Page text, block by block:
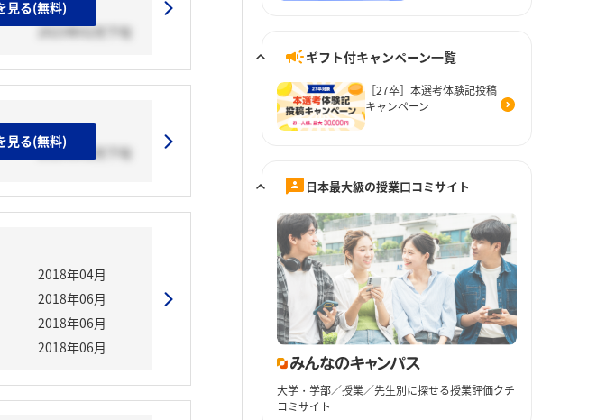
2023年02月下旬
見る(無料)
2023年02月下旬
見る(無料)
2018年04月
2018年06月
2018年06月
2018年06月
ギフト付キャンペーン一覧
［27卒］本選考体験記投稿
キャンペーン
日本最大級の授業口コミサイト
大学・学部／授業／先生別に探せる授業評価クチ
コミサイト